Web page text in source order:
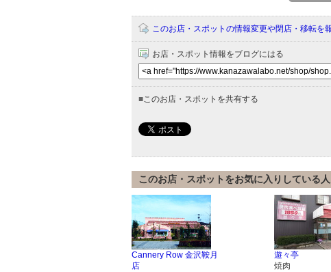
このお店・スポットの情報変更や閉店・移転を
お店・スポット情報をブログにはる
■このお店・スポットを共有する
このお店・スポットをお気に入りしている
Cannery Row 金沢鞍月
店
遊々亭
焼肉